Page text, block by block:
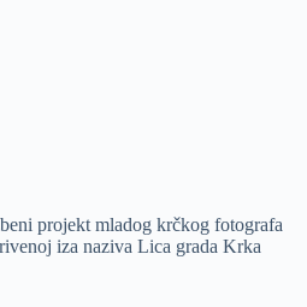
projekt mladog krčkog fotografa
iza naziva Lica grada Krka